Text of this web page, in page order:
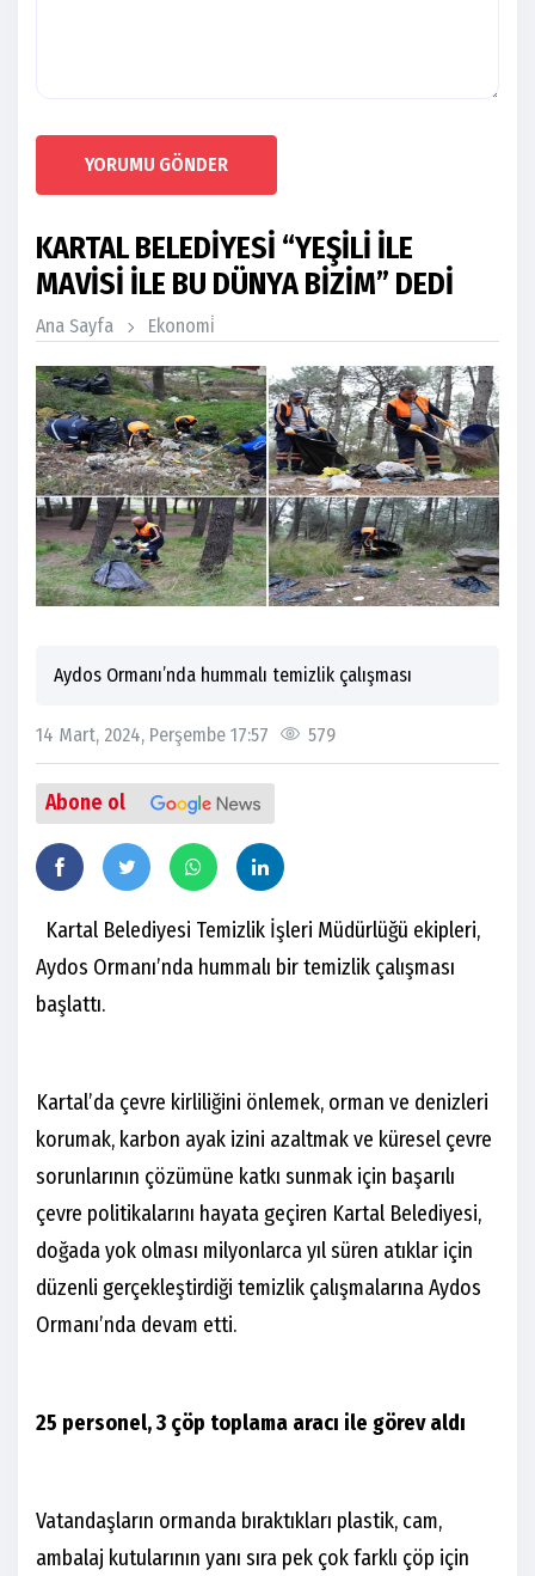
YORUMU GÖNDER
KARTAL BELEDİYESİ “YEŞİLİ İLE
MAVİSİ İLE BU DÜNYA BİZİM” DEDİ
Ana Sayfa Ekonomi̇
Aydos Ormanı’nda hummalı temizlik çalışması
14 Mart, 2024, Perşembe 17:57 579
Abone ol
Kartal Belediyesi Temizlik İşleri Müdürlüğü ekipleri,
Aydos Ormanı’nda hummalı bir temizlik çalışması
başlattı.
Kartal’da çevre kirliliğini önlemek, orman ve denizleri
korumak, karbon ayak izini azaltmak ve küresel çevre
sorunlarının çözümüne katkı sunmak için başarılı
çevre politikalarını hayata geçiren Kartal Belediyesi,
doğada yok olması milyonlarca yıl süren atıklar için
düzenli gerçekleştirdiği temizlik çalışmalarına Aydos
Ormanı’nda devam etti.
25 personel, 3 çöp toplama aracı ile görev aldı
Vatandaşların ormanda bıraktıkları plastik, cam,
ambalaj kutularının yanı sıra pek çok farklı çöp için